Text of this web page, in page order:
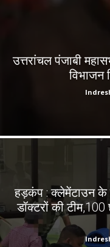
उत्तरांचल पंजाबी
विभाजन
हड़कंप : क्लेमेंटाउन
डॉक्टरों की